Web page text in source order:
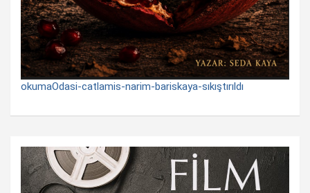
okumaOdasi-catlamis-narim-bariskaya-sıkıştırıldı